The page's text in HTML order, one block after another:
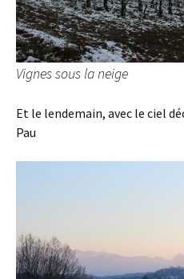
Vignes sous la neige
Et le lendemain, avec le ciel
Pau